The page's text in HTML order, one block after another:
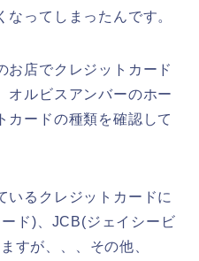
ってしまったんです。
お店でクレジットカード
オルビスアンバーのホー
カードの種類を確認して
いるクレジットカードに
ド)、JCB(ジェイシービ
すが、、、その他、